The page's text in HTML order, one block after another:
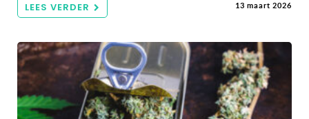
LEES VERDER 13 maart 2026